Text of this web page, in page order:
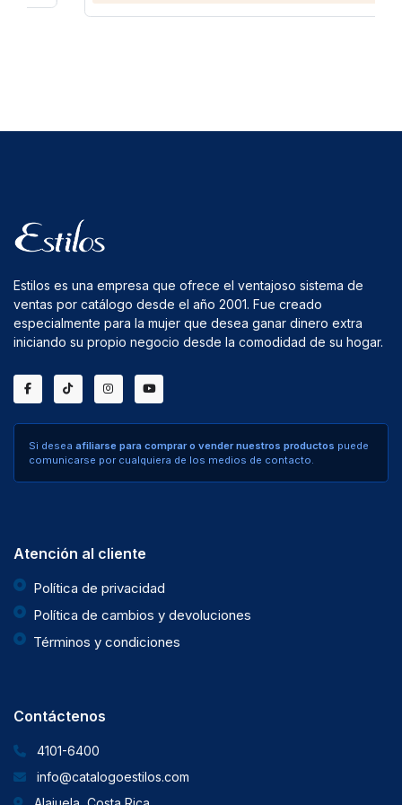
Estilos es una empresa que ofrece el ventajoso sistema de
ventas por catálogo desde el año 2001. Fue creado
especialmente para la mujer que desea ganar dinero extra
iniciando su propio negocio desde la comodidad de su hogar.
Si desea afiliarse para comprar o vender nuestros productos puede
comunicarse por cualquiera de los medios de contacto.
Atención al cliente
Política de privacidad
Política de cambios y devoluciones
Términos y condiciones
Contáctenos
4101-6400
info@catalogoestilos.com